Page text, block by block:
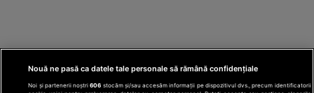
Nouă ne pasă ca datele tale personale să rămână confidențiale
Noi și partenerii noștri606 stocăm și/sau accesăm informații pe dispozitivul dvs., precum identificatorii